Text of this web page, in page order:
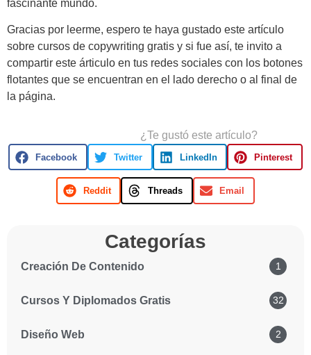
fascinante mundo.
Gracias por leerme, espero te haya gustado este artículo
sobre cursos de copywriting gratis y si fue así, te invito a
compartir este árticulo en tus redes sociales con los botones
flotantes que se encuentran en el lado derecho o al final de
la página.
¿Te gustó este artículo?
Facebook Twitter LinkedIn Pinterest
Reddit Threads Email
Categorías
Creación De Contenido 1
Cursos Y Diplomados Gratis 32
Diseño Web 2